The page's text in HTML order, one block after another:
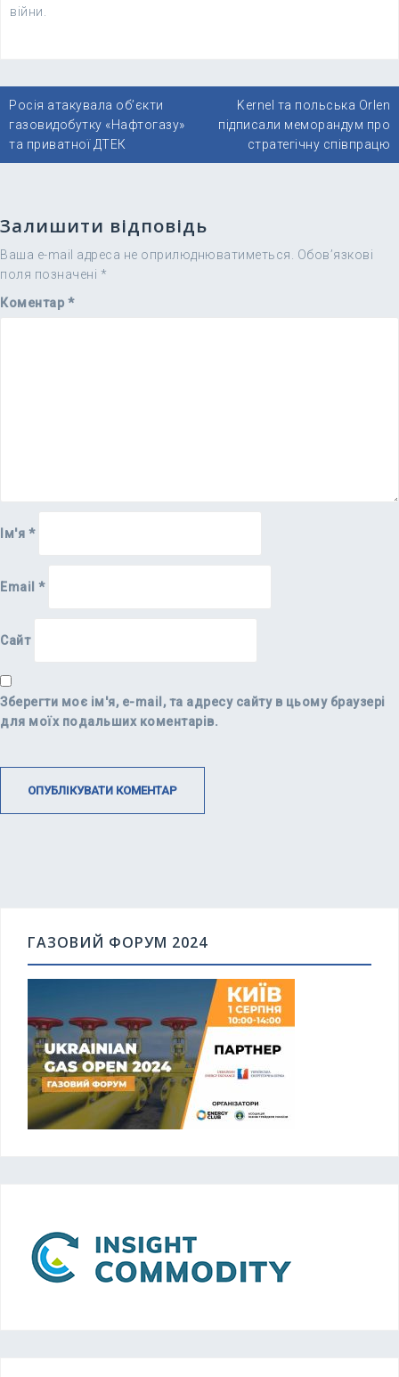
війни.
Навігація
записів
Росія атакувала об’єкти
газовидобутку «Нафтогазу»
та приватної ДТЕК
Kernel та польська Orlen
підписали меморандум про
стратегічну співпрацю
Залишити відповідь
Ваша e-mail адреса не оприлюднюватиметься.
Обов’язкові
поля позначені *
Коментар *
Ім'я *
Email *
Сайт
Зберегти моє ім'я, e-mail, та адресу сайту в цьому браузері
для моїх подальших коментарів.
ГАЗОВИЙ ФОРУМ 2024